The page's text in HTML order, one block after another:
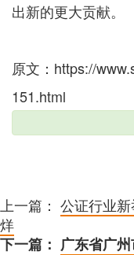
出新的更大贡献。
原文：https://
151.html
上一篇： 公证行业
烊
下一篇： 广东省广